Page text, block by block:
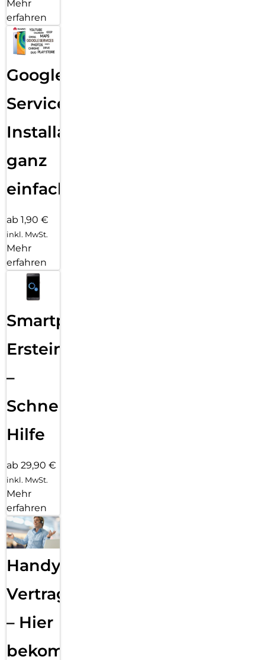
Mehr
erfahren
Google
Services
Installation
ganz
einfach
ab 1,90 €
inkl. MwSt.
Mehr
erfahren
Smartphone
Ersteinrichtung
–
Schnelle
Hilfe
ab 29,90 €
inkl. MwSt.
Mehr
erfahren
Handy
Vertragsabwicklung
– Hier
bekommst